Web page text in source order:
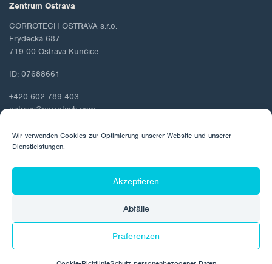
Wir verwenden Cookies zur Optimierung unserer Website und unserer
Dienstleistungen.
Akzeptieren
Abfälle
Präferenzen
Zentrum Ostrava
CORROTECH OSTRAVA s.r.o.
Frýdecká 687
719 00 Ostrava Kunčice
ID: 07688661
+420 602 789 403
ostrava@corrotech.com
© 2026 Corrotech